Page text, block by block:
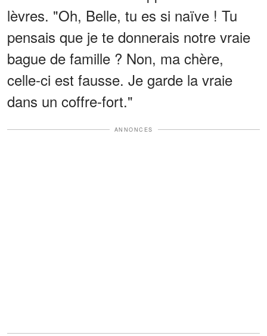
lèvres. "Oh, Belle, tu es si naïve ! Tu
pensais que je te donnerais notre vraie
bague de famille ? Non, ma chère,
celle-ci est fausse. Je garde la vraie
dans un coffre-fort."
ANNONCES